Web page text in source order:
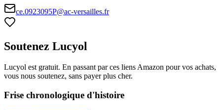
ce.0923095P@ac-versailles.fr
Soutenez Lucyol
Lucyol est gratuit. En passant par ces liens Amazon pour vos achats,
vous nous soutenez, sans payer plus cher.
Frise chronologique d'histoire